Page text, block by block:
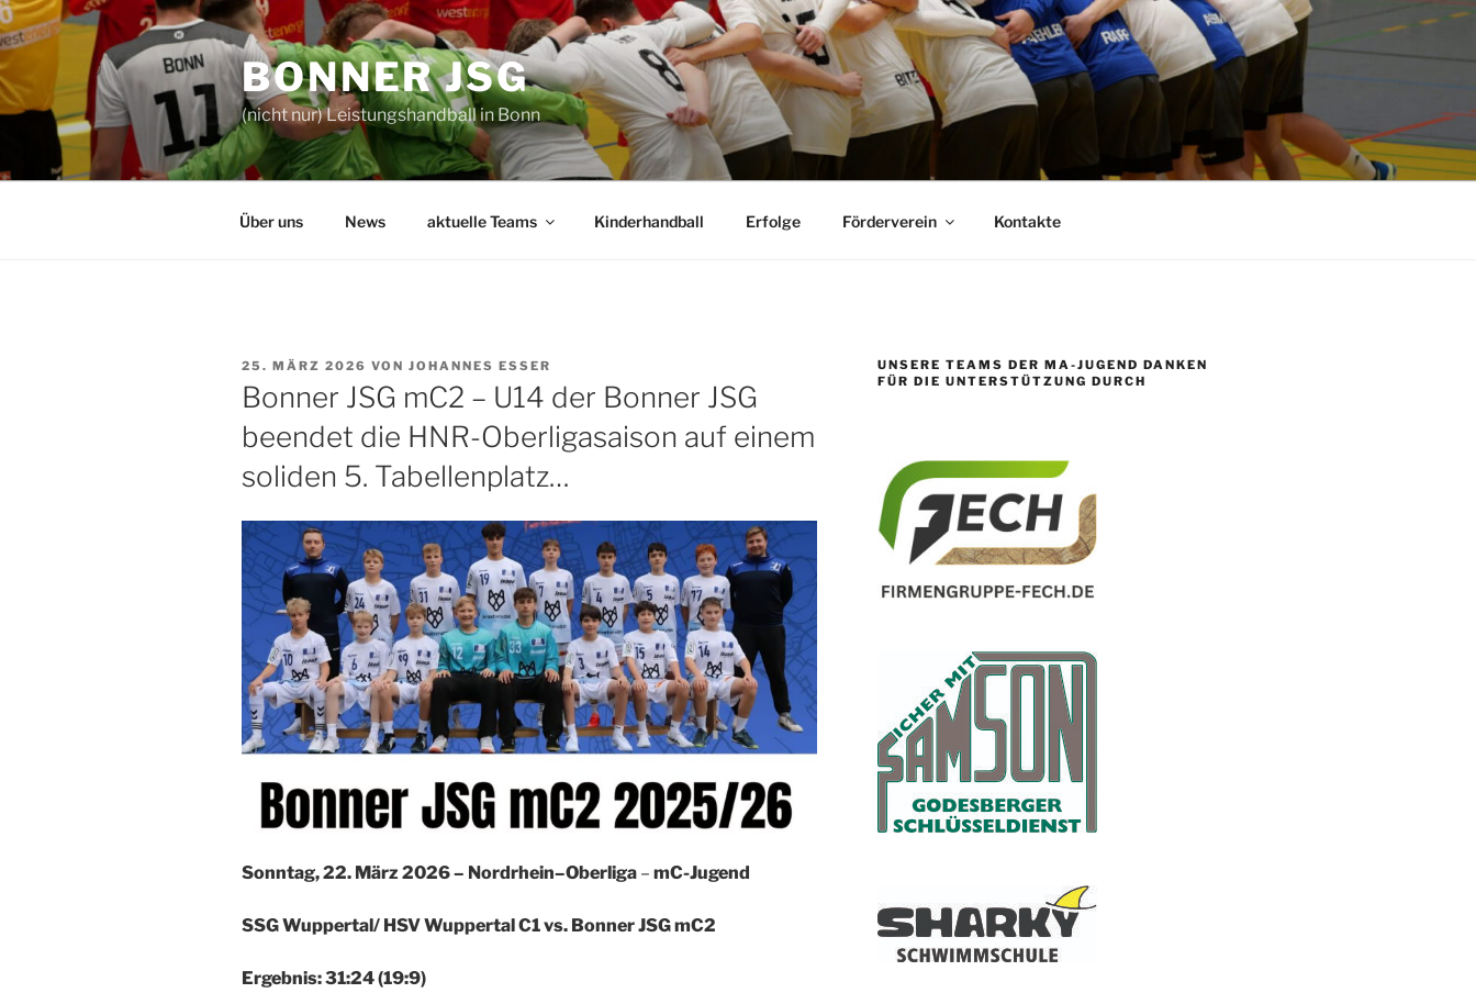
Zum
Inhalt
springen
BONNER JSG
(nicht nur) Leistungshandball in Bonn
Über uns News aktuelle Teams Kinderhandball Erfolge Förderverein Kontakte
VERÖFFENTLICHT
AM
25. MÄRZ 2026 VON JOHANNES ESSER
Bonner JSG mC2 – U14 der Bonner JSG
beendet die HNR-Oberligasaison auf einem
soliden 5. Tabellenplatz…
Sonntag, 22. März 2026 – Nordrhein–Oberliga – mC-Jugend
SSG Wuppertal/ HSV Wuppertal C1 vs. Bonner JSG mC2
Ergebnis: 31:24 (19:9)
UNSERE TEAMS DER MA-JUGEND DANKEN
FÜR DIE UNTERSTÜTZUNG DURCH